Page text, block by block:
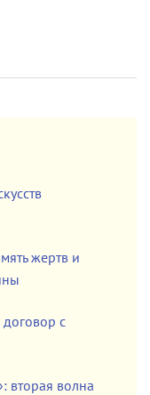
жертв и
с
вторая волна